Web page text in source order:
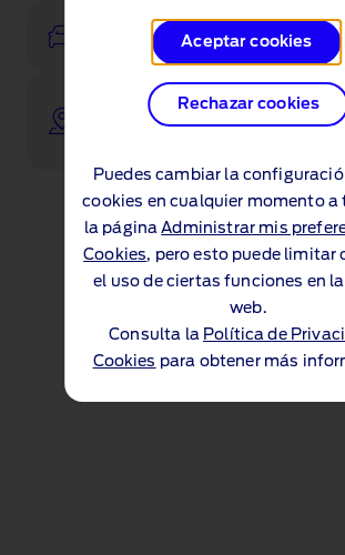
Aceptar cookies
Rechazar cookies
Puedes cambiar la
cookies en cualquier momento a
la páginaAdministrar mis
Cookies, pero esto puede limitar
el uso de ciertas funciones en
web.
Consulta la Política de
Cookies para obtener más
Ver existencias
Ponte en contacto con uno de
concesionarios